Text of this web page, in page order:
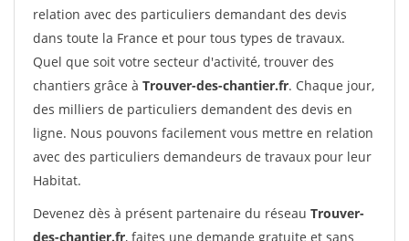
relation avec des particuliers demandant des devis
dans toute la France et pour tous types de travaux.
Quel que soit votre secteur d'activité, trouver des
chantiers grâce à Trouver-des-chantier.fr. Chaque jour,
des milliers de particuliers demandent des devis en
ligne. Nous pouvons facilement vous mettre en relation
avec des particuliers demandeurs de travaux pour leur
Habitat.
Devenez dès à présent partenaire du réseau Trouver-
des-chantier.fr, faites une demande gratuite et sans